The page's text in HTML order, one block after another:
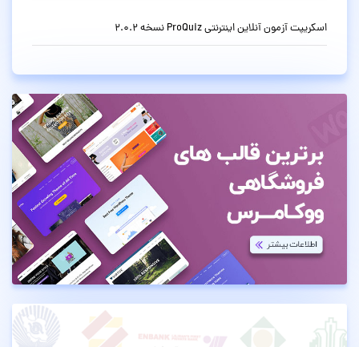
اسکریپت آزمون آنلاین اینترنتی ProQuiz نسخه 2.0.2